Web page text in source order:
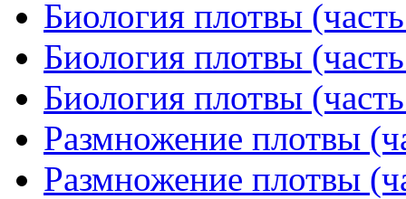
Биология плотвы
Биология плотвы
Биология плотвы
Размножение плотвы
Размножение плотвы